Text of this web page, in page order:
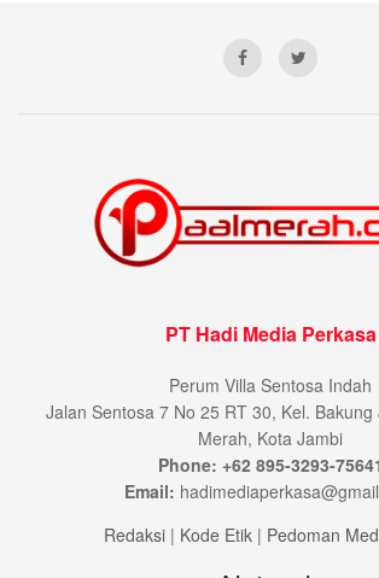
PT Hadi Media Perkasa
Perum Villa Sentosa Indah
Jalan Sentosa 7 No 25 RT 30, Kel. Bakung
Merah, Kota Jambi
Phone: +62 895-3293-
Email:
Redaksi | Kode Etik | Pedoman